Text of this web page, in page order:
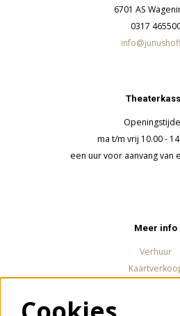
6701 AS
0317
ma t/m vrij 10.00 -
een uur voor aanvang van
Meer info
Verhuur